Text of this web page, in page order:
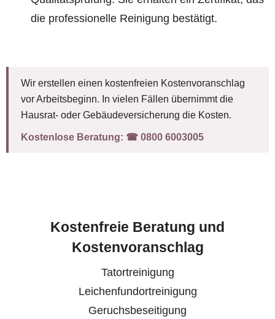
die professionelle Reinigung bestätigt.
Wir erstellen einen kostenfreien Kostenvoranschlag
vor Arbeitsbeginn. In vielen Fällen übernimmt die
Hausrat- oder Gebäudeversicherung die Kosten.
Kostenlose Beratung: ☎︎ 0800 6003005
Kostenfreie Beratung und
Kostenvoranschlag
Tatortreinigung
Leichenfundortreinigung
Geruchsbeseitigung